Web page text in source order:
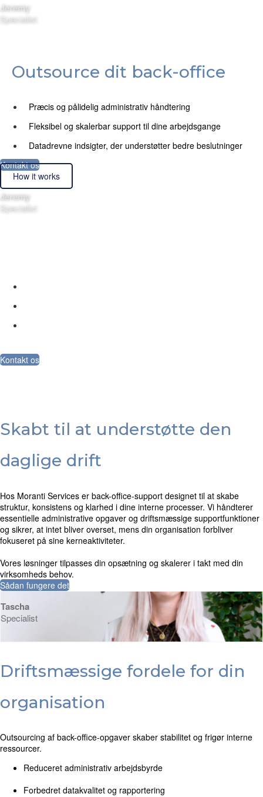
Jeremy
Specialist
Outsource dit back-office
Præcis og pålidelig administrativ håndtering
Fleksibel og skalerbar support til dine arbejdsgange
Datadrevne indsigter, der understøtter bedre beslutninger
Kontakt os
How it works
Jeremy
Specialist
Kontakt os
Skabt til at understøtte den
daglige drift
Hos Moranti Services er back-office-support designet til at skabe
struktur, konsistens og klarhed i dine interne processer. Vi håndterer
essentielle administrative opgaver og driftsmæssige supportfunktioner
og sikrer, at intet bliver overset, mens din organisation forbliver
fokuseret på sine kerneaktiviteter.
Vores løsninger tilpasses din opsætning og skalerer i takt med din
virksomheds behov.
Sådan fungere det
Tascha
Specialist
Driftsmæssige fordele for din
organisation
Outsourcing af back-office-opgaver skaber stabilitet og frigør interne
ressourcer.
Reduceret administrativ arbejdsbyrde
Forbedret datakvalitet og rapportering